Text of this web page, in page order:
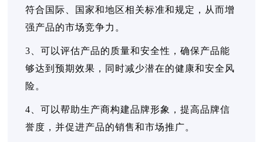
符合国际、国家和地区相关标准和规定，从而增
强产品的市场竞争力。
3、可以评估产品的质量和安全性，确保产品能
够达到预期效果，同时减少潜在的健康和安全风
险。
4、可以帮助生产商构建品牌形象，提高品牌信
誉度，并促进产品的销售和市场推广。